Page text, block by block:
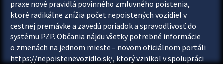
praxe nové pravidlá povinného zmluvného poistenia,
ktoré radikálne znížia počet nepoistených vozidiel v
cestnej premávke a zavedú poriadok a spravodlivosť do
systému PZP. Občania nájdu všetky potrebné informácie
o zmenách na jednom mieste – novom oficiálnom portáli
https://nepoistenevozidlo.sk/, ktorý vznikol v spolupráci